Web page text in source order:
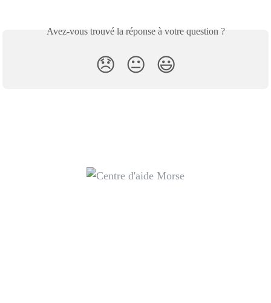
Avez-vous trouvé la réponse à votre question ?
😞 😐 😃